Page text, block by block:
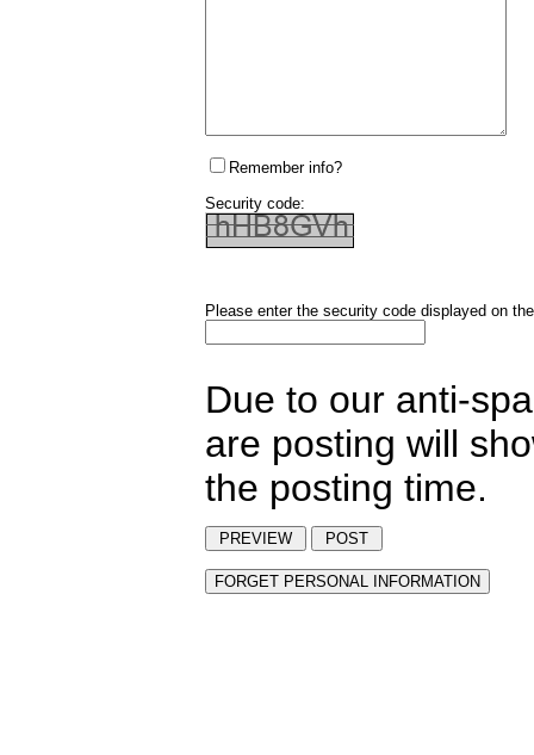
Remember info?
Security code:
Please enter the security code displayed on
Due to our anti-
are posting will
the posting time.